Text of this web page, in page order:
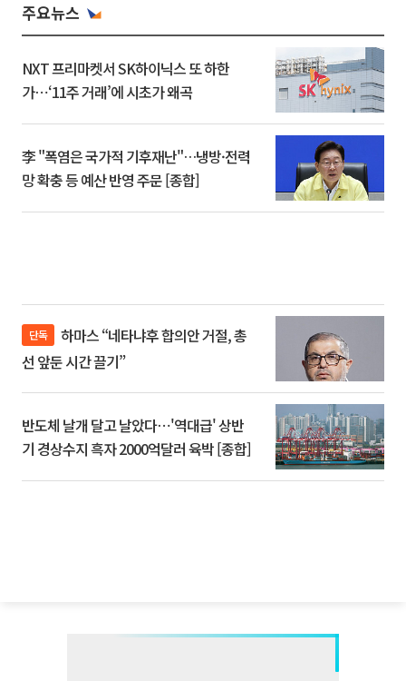
주요뉴스
NXT 프리마켓서 SK하이닉스 또 하한
가⋯‘11주 거래’에 시초가 왜곡
李 "폭염은 국가적 기후재난"…냉방·전력
망 확충 등 예산 반영 주문 [종합]
단독
선 앞둔 시간 끌기”
반도체 날개 달고 날았다⋯'역대급' 상반
기 경상수지 흑자 2000억달러 육박 [종합]